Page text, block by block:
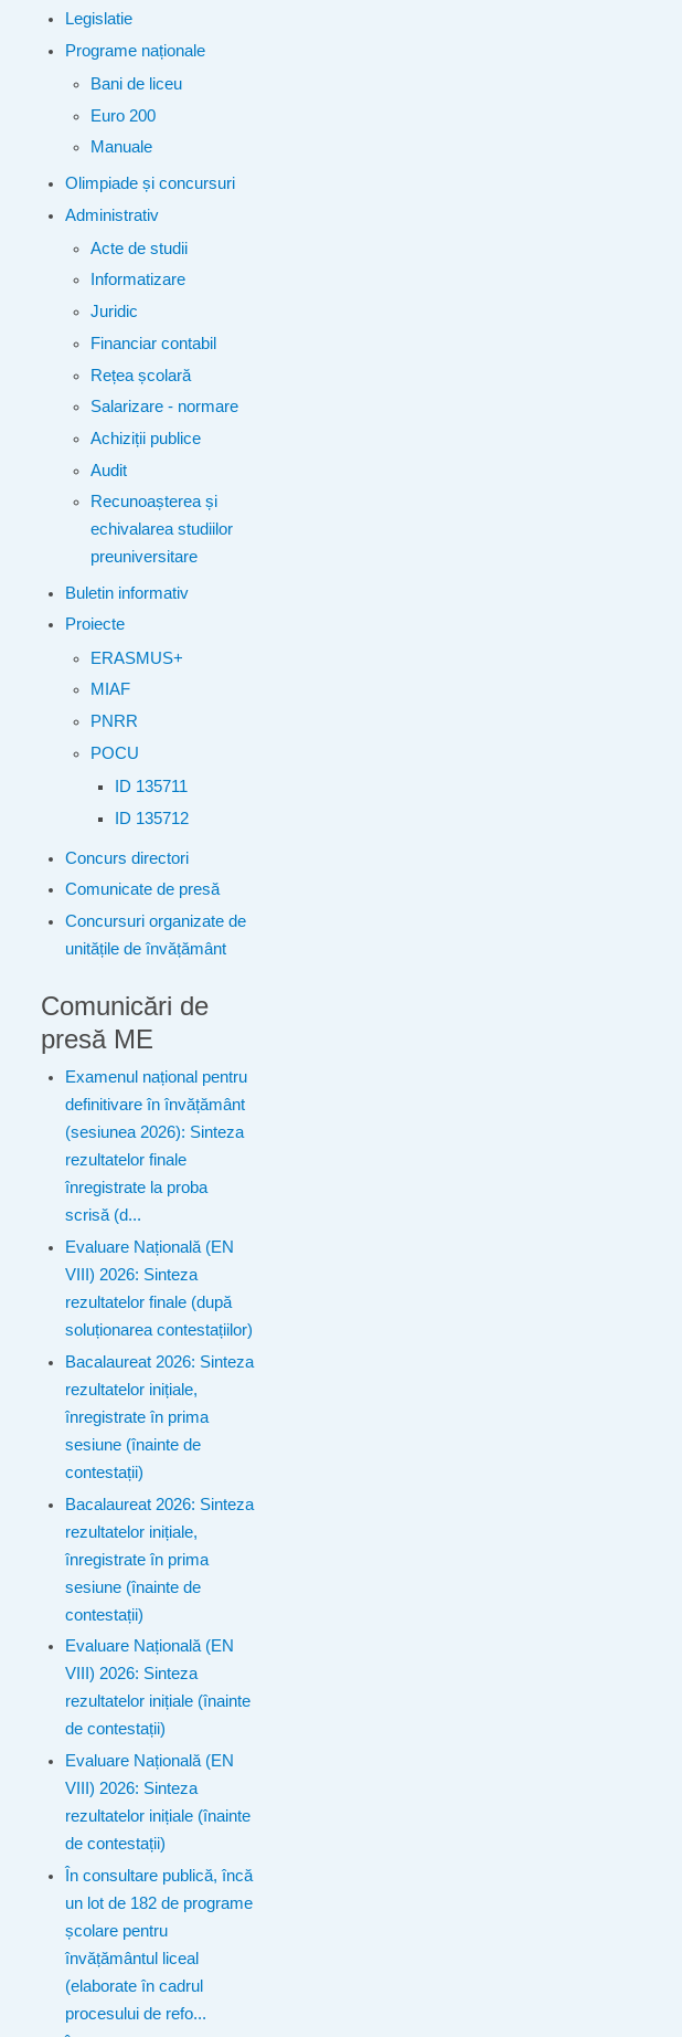
Legislatie
Programe naționale
Bani de liceu
Euro 200
Manuale
Olimpiade și concursuri
Administrativ
Acte de studii
Informatizare
Juridic
Financiar contabil
Rețea școlară
Salarizare - normare
Achiziții publice
Audit
Recunoașterea și
echivalarea studiilor
preuniversitare
Buletin informativ
Proiecte
ERASMUS+
MIAF
PNRR
POCU
ID 135711
ID 135712
Concurs directori
Comunicate de presă
Concursuri organizate de
unitățile de învățământ
Comunicări de
presă ME
Examenul național pentru
definitivare în învățământ
(sesiunea 2026): Sinteza
rezultatelor finale
înregistrate la proba
scrisă (d...
Evaluare Națională (EN
VIII) 2026: Sinteza
rezultatelor finale (după
soluționarea contestațiilor)
Bacalaureat 2026: Sinteza
rezultatelor inițiale,
înregistrate în prima
sesiune (înainte de
contestații)
Bacalaureat 2026: Sinteza
rezultatelor inițiale,
înregistrate în prima
sesiune (înainte de
contestații)
Evaluare Națională (EN
VIII) 2026: Sinteza
rezultatelor inițiale (înainte
de contestații)
Evaluare Națională (EN
VIII) 2026: Sinteza
rezultatelor inițiale (înainte
de contestații)
În consultare publică, încă
un lot de 182 de programe
școlare pentru
învățământul liceal
(elaborate în cadrul
procesului de refo...